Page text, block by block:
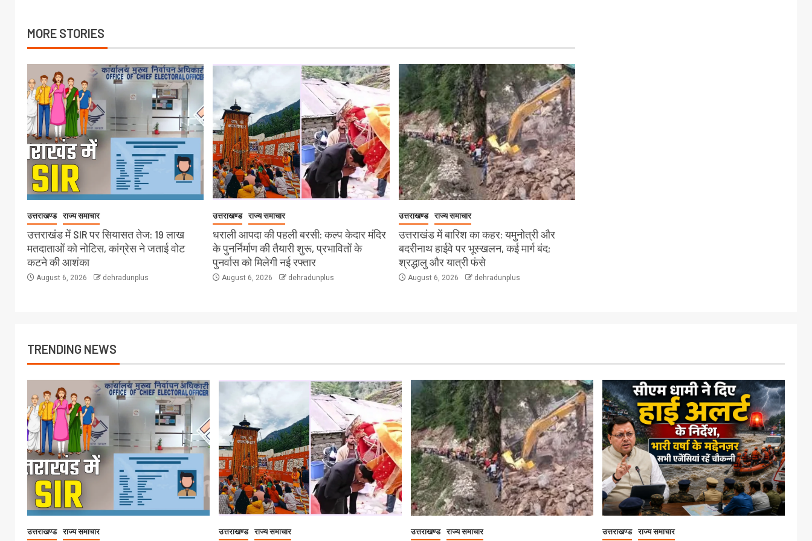
MORE STORIES
उत्तराखण्ड राज्य समाचार
उत्तराखंड में SIR पर सियासत तेज: 19 लाख
मतदाताओं को नोटिस, कांग्रेस ने जताई वोट
कटने की आशंका
August 6, 2026 dehradunplus
उत्तराखण्ड राज्य समाचार
धराली आपदा की पहली बरसी: कल्प केदार मंदिर
के पुनर्निर्माण की तैयारी शुरू, प्रभावितों के
पुनर्वास को मिलेगी नई रफ्तार
August 6, 2026 dehradunplus
उत्तराखण्ड राज्य समाचार
उत्तराखंड में बारिश का कहर: यमुनोत्री और
बदरीनाथ हाईवे पर भूस्खलन, कई मार्ग बंद;
श्रद्धालु और यात्री फंसे
August 6, 2026 dehradunplus
TRENDING NEWS
उत्तराखण्ड राज्य समाचार उत्तराखण्ड राज्य समाचार उत्तराखण्ड राज्य समाचार उत्तराखण्ड राज्य समाचार